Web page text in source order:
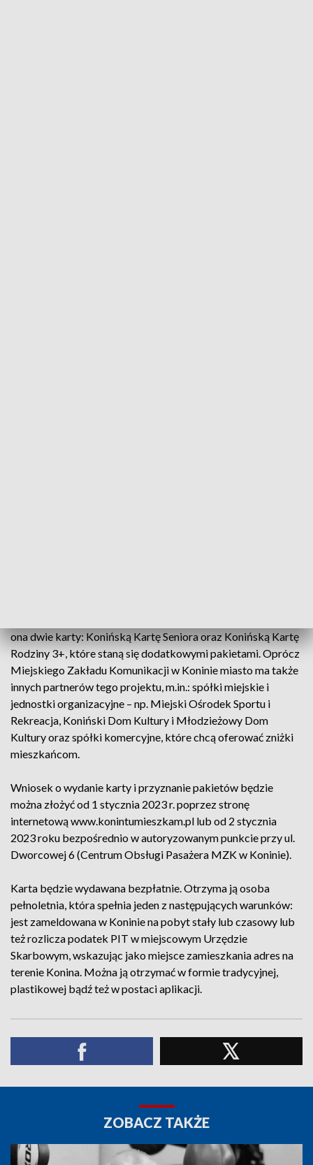
ona dwie karty: Konińską Kartę Seniora oraz Konińską Kartę
Rodziny 3+, które staną się dodatkowymi pakietami. Oprócz
Miejskiego Zakładu Komunikacji w Koninie miasto ma także
innych partnerów tego projektu, m.in.: spółki miejskie i
jednostki organizacyjne – np. Miejski Ośrodek Sportu i
Rekreacja, Koniński Dom Kultury i Młodzieżowy Dom
Kultury oraz spółki komercyjne, które chcą oferować zniżki
mieszkańcom.
Wniosek o wydanie karty i przyznanie pakietów będzie
można złożyć od 1 stycznia 2023 r. poprzez stronę
internetową www.konintumieszkam.pl lub od 2 stycznia
2023 roku bezpośrednio w autoryzowanym punkcie przy ul.
Dworcowej 6 (Centrum Obsługi Pasażera MZK w Koninie).
Karta będzie wydawana bezpłatnie. Otrzyma ją osoba
pełnoletnia, która spełnia jeden z następujących warunków:
jest zameldowana w Koninie na pobyt stały lub czasowy lub
też rozlicza podatek PIT w miejscowym Urzędzie
Skarbowym, wskazując jako miejsce zamieszkania adres na
terenie Konina. Można ją otrzymać w formie tradycyjnej,
plastikowej bądź też w postaci aplikacji.
ZOBACZ TAKŻE